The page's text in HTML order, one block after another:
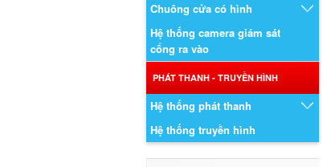
Chuông cửa có hình
Hệ thống camera giám sát
cổng ra vào
PHÁT THANH - TRUYỀN HÌNH
Hệ thống phát thanh
Hệ thống truyền hình